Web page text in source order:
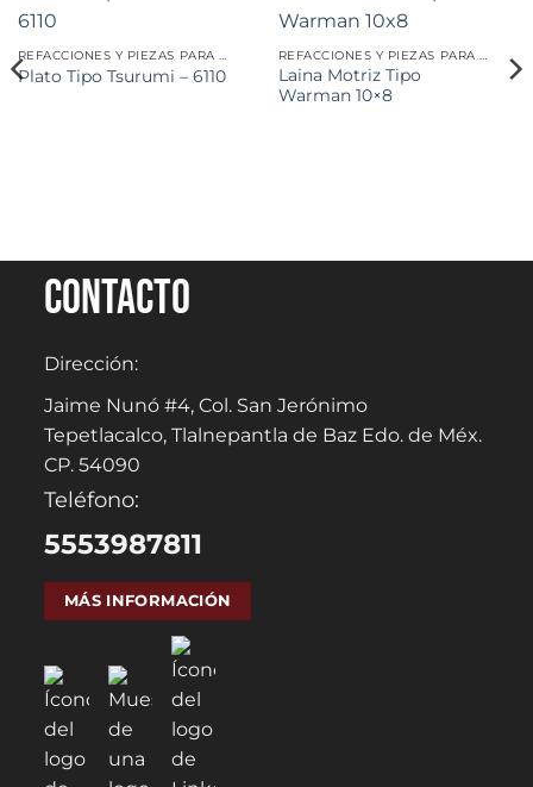
Plato Tipo Tsurumi – 6110
Laina Motriz Tipo
Warman 10×8
Contacto
Dirección:
Jaime Nunó #4, Col. San Jerónimo
Tepetlacalco, Tlalnepantla de Baz Edo. de Méx.
CP. 54090
Teléfono:
5553987811
MÁS INFORMACIÓN